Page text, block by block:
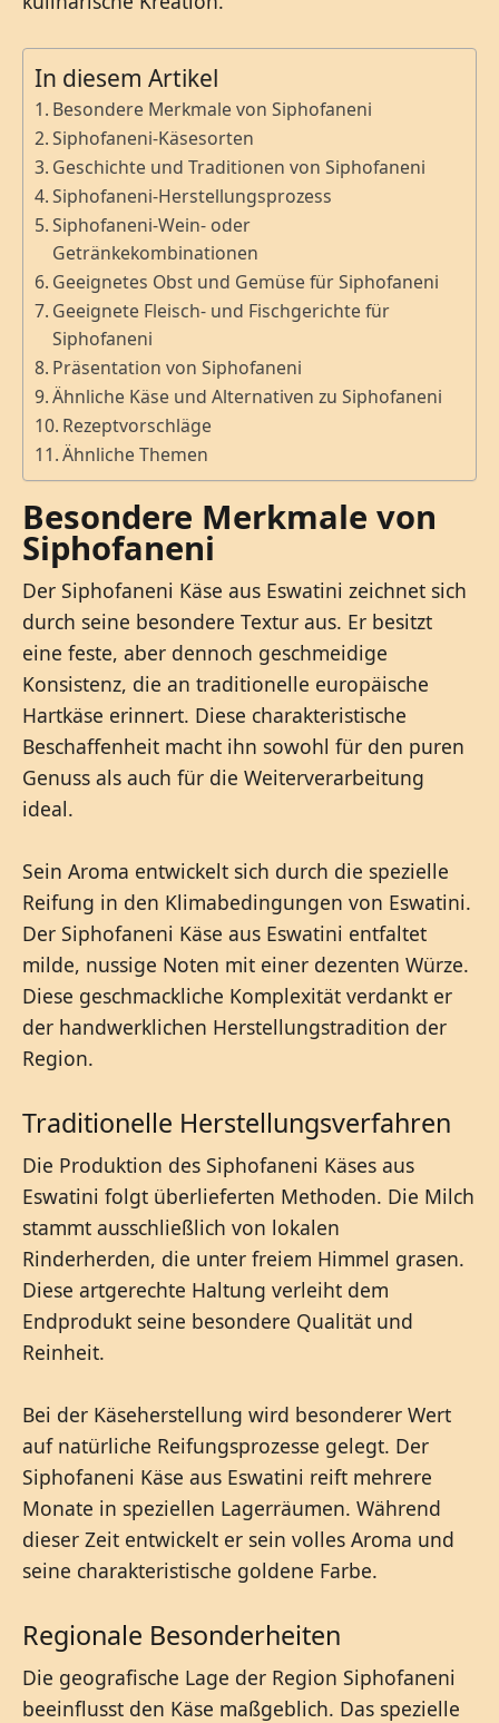
In diesem Artikel
Besondere Merkmale von Siphofaneni
Siphofaneni-Käsesorten
Geschichte und Traditionen von Siphofaneni
Siphofaneni-Herstellungsprozess
Siphofaneni-Wein- oder
Getränkekombinationen
Geeignetes Obst und Gemüse für Siphofaneni
Geeignete Fleisch- und Fischgerichte für
Siphofaneni
Präsentation von Siphofaneni
Ähnliche Käse und Alternativen zu Siphofaneni
Rezeptvorschläge
Ähnliche Themen
Besondere Merkmale von
Siphofaneni
Der Siphofaneni Käse aus Eswatini zeichnet sich
durch seine besondere Textur aus. Er besitzt
eine feste, aber dennoch geschmeidige
Konsistenz, die an traditionelle europäische
Hartkäse erinnert. Diese charakteristische
Beschaffenheit macht ihn sowohl für den puren
Genuss als auch für die Weiterverarbeitung
ideal.
Sein Aroma entwickelt sich durch die spezielle
Reifung in den Klimabedingungen von Eswatini.
Der Siphofaneni Käse aus Eswatini entfaltet
milde, nussige Noten mit einer dezenten Würze.
Diese geschmackliche Komplexität verdankt er
der handwerklichen Herstellungstradition der
Region.
Traditionelle Herstellungsverfahren
Die Produktion des Siphofaneni Käses aus
Eswatini folgt überlieferten Methoden. Die Milch
stammt ausschließlich von lokalen
Rinderherden, die unter freiem Himmel grasen.
Diese artgerechte Haltung verleiht dem
Endprodukt seine besondere Qualität und
Reinheit.
Bei der Käseherstellung wird besonderer Wert
auf natürliche Reifungsprozesse gelegt. Der
Siphofaneni Käse aus Eswatini reift mehrere
Monate in speziellen Lagerräumen. Während
dieser Zeit entwickelt er sein volles Aroma und
seine charakteristische goldene Farbe.
Regionale Besonderheiten
Die geografische Lage der Region Siphofaneni
beeinflusst den Käse maßgeblich. Das spezielle